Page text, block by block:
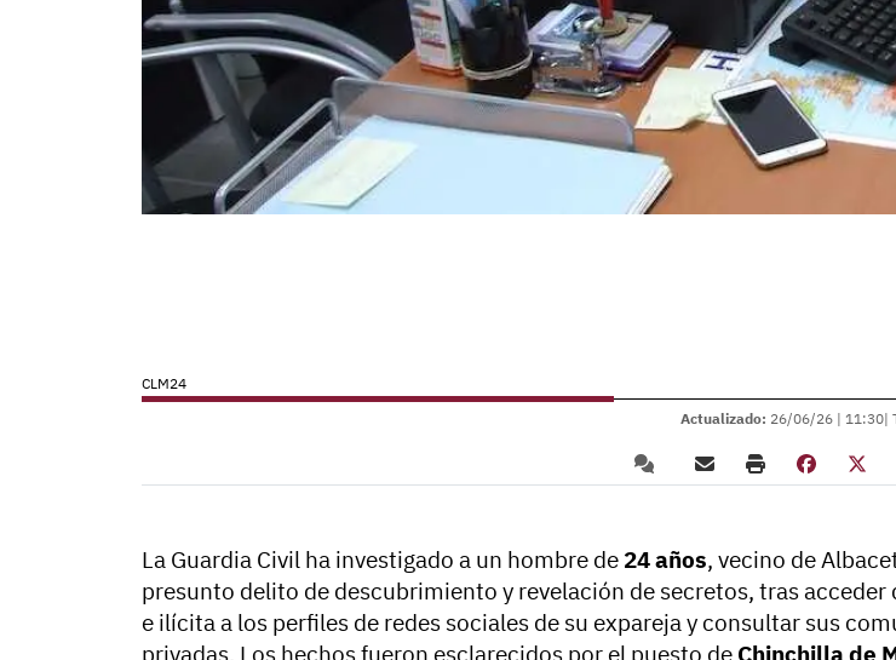
CLM24
Actualizado: 26/06/26 | 11:30|
La Guardia Civil ha investigado a un hombre de 24 años, vecino de
presunto delito de descubrimiento y revelación de secretos, tras acceder
e ilícita a los perfiles de redes sociales de su expareja y consultar sus
privadas. Los hechos fueron esclarecidos por el puesto de Chinchilla de